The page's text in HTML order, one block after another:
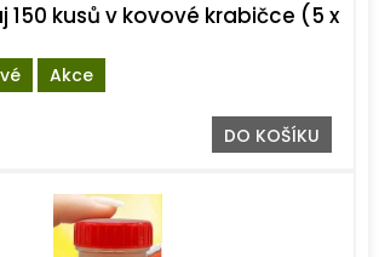
Akce
150 kusů v kovové krabičce (5 x
DO KOŠÍKU